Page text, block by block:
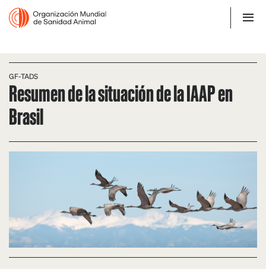
GF-TADS
Resumen de la situación de la IAAP en
Brasil